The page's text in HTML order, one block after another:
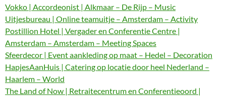
Vokko | Accordeonist | Alkmaar – De Rijp – Music
Uitjesbureau | Online teamuitje – Amsterdam – Activity
Postillion Hotel | Vergader en Conferentie Centre |
Amsterdam – Amsterdam – Meeting Spaces
Sfeerdecor | Event aankleding op maat – Hedel – Decoration
HapjesAanHuis | Catering op locatie door heel Nederland –
Haarlem – World
The Land of Now | Retraitecentrum en Conferentieoord |